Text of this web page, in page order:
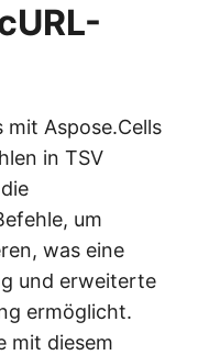
mit Aspose.Cells
in TSV
um
was eine
und erweiterte
ermöglicht.
mit diesem